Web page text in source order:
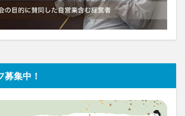
募集中！